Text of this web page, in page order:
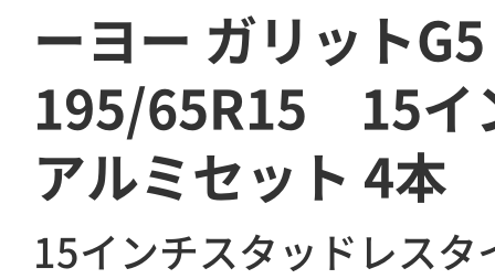
ーヨー ガリットG5
195/65R15 15イ
アルミセット 4本
15インチスタッドレスタ